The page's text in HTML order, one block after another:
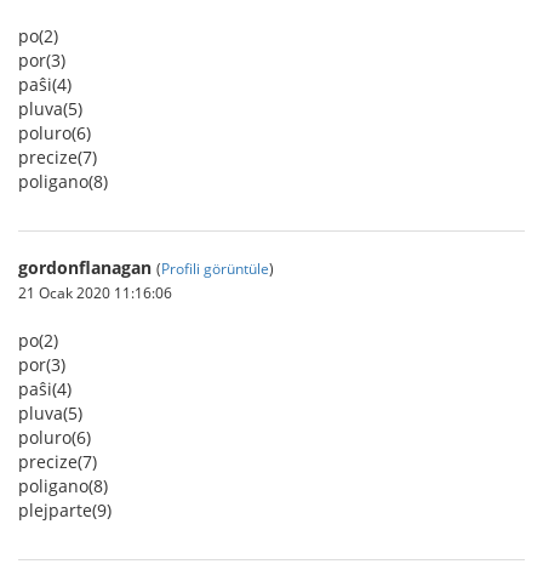
po(2)
por(3)
paŝi(4)
pluva(5)
poluro(6)
precize(7)
poligano(8)
gordonflanagan (Profili görüntüle)
21 Ocak 2020 11:16:06
po(2)
por(3)
paŝi(4)
pluva(5)
poluro(6)
precize(7)
poligano(8)
plejparte(9)